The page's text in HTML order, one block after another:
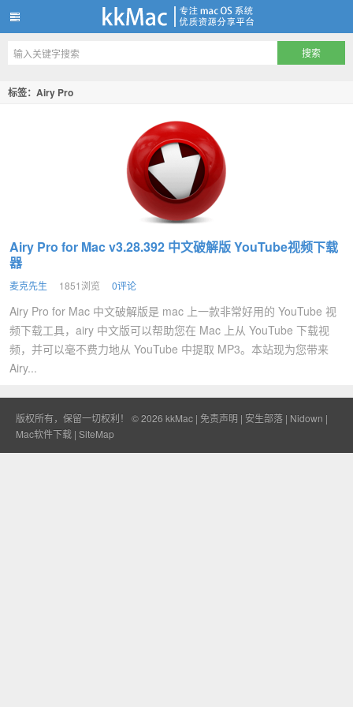
kkMac
标签：Airy Pro
Airy Pro for Mac v3.28.392 中文破解版 YouTube视频下载
器
麦克先生 1851浏览 0评论
Airy Pro for Mac 中文破解版是 mac 上一款非常好用的 YouTube 视
频下载工具，airy 中文版可以帮助您在 Mac 上从 YouTube 下载视
频，并可以毫不费力地从 YouTube 中提取 MP3。本站现为您带来
Airy...
版权所有，保留一切权利！ © 2026 kkMac | 免责声明 | 安生部落 | Nidown |
Mac软件下载 | SiteMap